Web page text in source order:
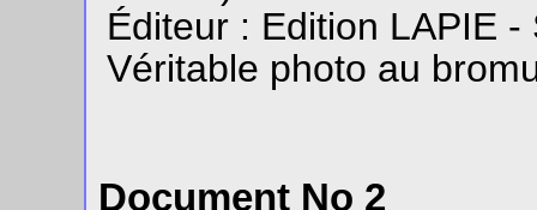
Éditeur : Edition LAPIE
Véritable photo au
Document No 2